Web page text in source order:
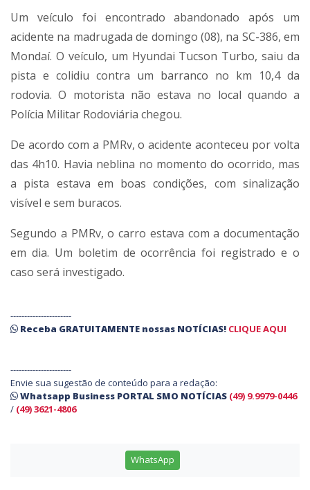
Um veículo foi encontrado abandonado após um
acidente na madrugada de domingo (08), na SC-386, em
Mondaí. O veículo, um Hyundai Tucson Turbo, saiu da
pista e colidiu contra um barranco no km 10,4 da
rodovia. O motorista não estava no local quando a
Polícia Militar Rodoviária chegou.
De acordo com a PMRv, o acidente aconteceu por volta
das 4h10. Havia neblina no momento do ocorrido, mas
a pista estava em boas condições, com sinalização
visível e sem buracos.
Segundo a PMRv, o carro estava com a documentação
em dia. Um boletim de ocorrência foi registrado e o
caso será investigado.
----------------------
Receba GRATUITAMENTE nossas NOTÍCIAS! CLIQUE AQUI
----------------------
Envie sua sugestão de conteúdo para a redação:
Whatsapp Business PORTAL SMO NOTÍCIAS (49) 9.9979-0446
/ (49) 3621-4806
WhatsApp